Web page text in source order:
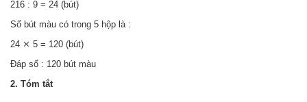
216 : 9 = 24 (bút)
Số bút màu có trong 5 hộp là :
24 ⨯ 5 = 120 (bút)
Đáp số : 120 bút màu
2. Tóm tắt